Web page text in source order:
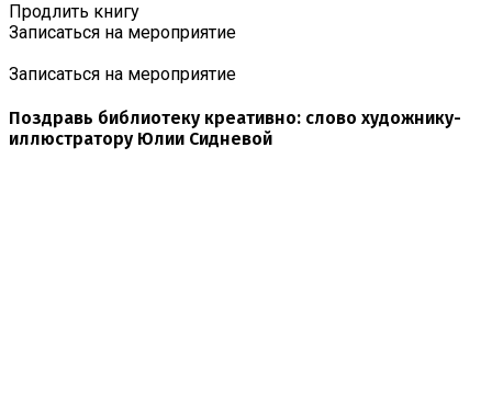
Продлить книгу
Записаться на мероприятие
Записаться на мероприятие
Поздравь библиотеку креативно: слово художнику-
иллюстратору Юлии Сидневой